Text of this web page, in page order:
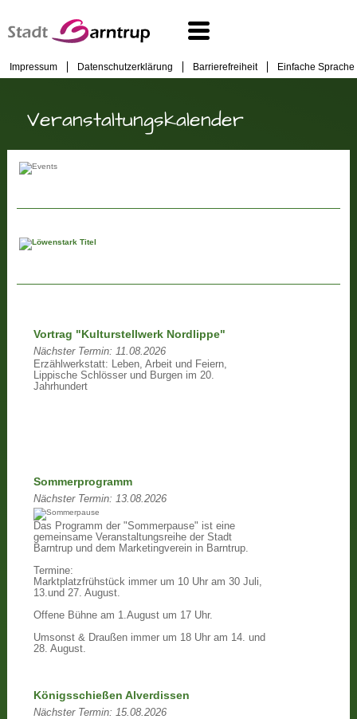
Impressum Datenschutzerklärung Barrierefreiheit Einfache Sprache
Veranstaltungskalender
Vortrag "Kulturstellwerk Nordlippe"
Nächster Termin: 11.08.2026
Erzählwerkstatt: Leben, Arbeit und Feiern,
Lippische Schlösser und Burgen im 20.
Jahrhundert
Sommerprogramm
Nächster Termin: 13.08.2026
Das Programm der "Sommerpause" ist eine
gemeinsame Veranstaltungsreihe der Stadt
Barntrup und dem Marketingverein in Barntrup.
Termine:
Marktplatzfrühstück immer um 10 Uhr am 30 Juli,
13.und 27. August.
Offene Bühne am 1.August um 17 Uhr.
Umsonst & Draußen immer um 18 Uhr am 14. und
28. August.
Königsschießen Alverdissen
Nächster Termin: 15.08.2026